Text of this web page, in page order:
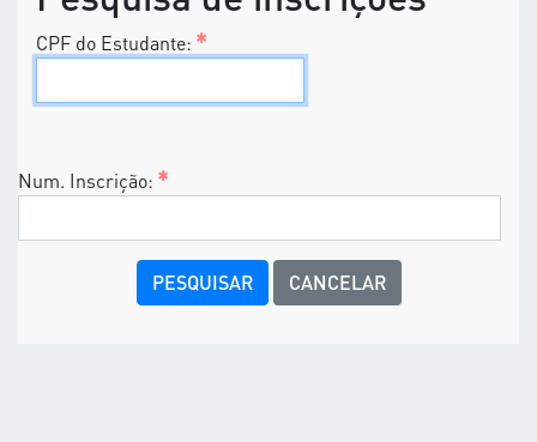
CPF do Estudante:
Num. Inscrição:
CANCELAR